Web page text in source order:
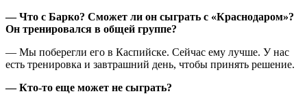
— Что с Барко? Сможет ли он сыграть с «Краснодаром»?
Он тренировался в общей группе?
— Мы поберегли его в Каспийске. Сейчас ему лучше. У нас
есть тренировка и завтрашний день, чтобы принять решение.
— Кто‑то еще может не сыграть?